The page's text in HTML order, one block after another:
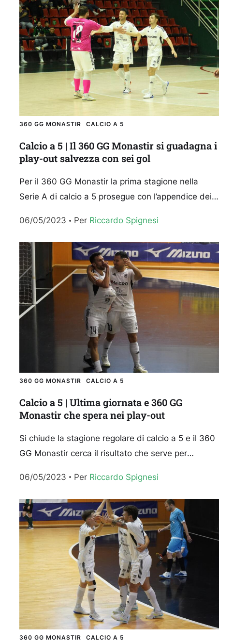
360 GG MONASTIR CALCIO A 5
Calcio a 5 | Il 360 GG Monastir si guadagna i
play-out salvezza con sei gol
Per il 360 GG Monastir la prima stagione nella
Serie A di calcio a 5 prosegue con l’appendice dei
06/05/2023
Per Riccardo Spignesi
360 GG MONASTIR CALCIO A 5
Calcio a 5 | Ultima giornata e 360 GG
Monastir che spera nei play-out
Si chiude la stagione regolare di calcio a 5 e il 360
GG Monastir cerca il risultato che serve per
06/05/2023
Per Riccardo Spignesi
360 GG MONASTIR CALCIO A 5